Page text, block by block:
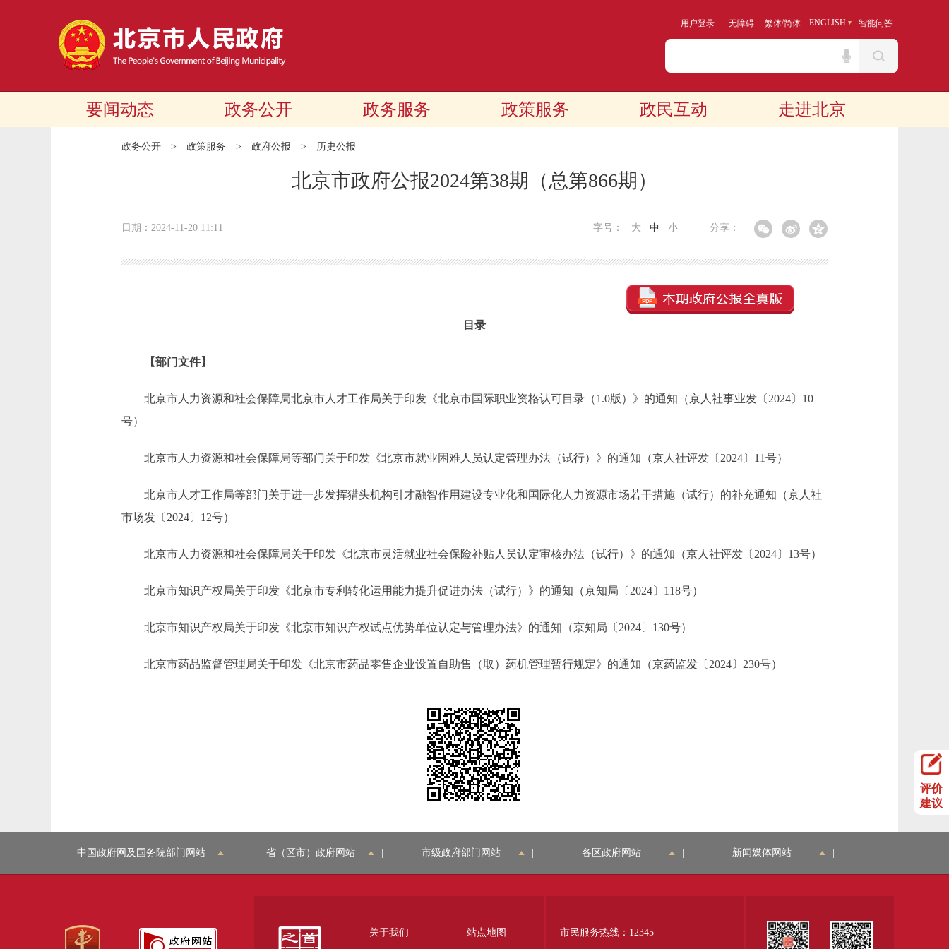
用户登录 无障碍 繁体/简体 ENGLISH 智能问答
要闻动态 政务公开 政务服务 政策服务 政民互动 走进北京
政务公开 > 政策服务 > 政府公报 > 历史公报
北京市政府公报2024第38期（总第866期）
日期：2024-11-20 11:11 分享：
字号： 大 中 小
目录
【部门文件】
北京市人力资源和社会保障局北京市人才工作局关于印发《北京市国际职业资格认可目录（1.0版）》的通知（京人社事业发〔2024〕10
号）
北京市人力资源和社会保障局等部门关于印发《北京市就业困难人员认定管理办法（试行）》的通知（京人社评发〔2024〕11号）
北京市人才工作局等部门关于进一步发挥猎头机构引才融智作用建设专业化和国际化人力资源市场若干措施（试行）的补充通知（京人社
市场发〔2024〕12号）
北京市人力资源和社会保障局关于印发《北京市灵活就业社会保险补贴人员认定审核办法（试行）》的通知（京人社评发〔2024〕13号）
北京市知识产权局关于印发《北京市专利转化运用能力提升促进办法（试行）》的通知（京知局〔2024〕118号）
北京市知识产权局关于印发《北京市知识产权试点优势单位认定与管理办法》的通知（京知局〔2024〕130号）
北京市药品监督管理局关于印发《北京市药品零售企业设置自助售（取）药机管理暂行规定》的通知（京药监发〔2024〕230号）
评价
建议
中国政府网及国务院部门网站 省（区市）政府网站 市级政府部门网站 各区政府网站 新闻媒体网站
关于我们 站点地图 市民服务热线：12345